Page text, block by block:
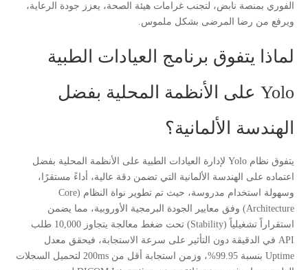
الفوري بمنصة نابض، لتجنب غرامات هيئة الصحة، يعزز جودة الرعاية،
ويرفع من رضا المرضى بشكل ملموس.
لماذا يتفوق برنامج العيادات الطبية
Yolo على الأنظمة المحلية بفضل
الهندسة الألمانية؟
يتفوق نظام Yolo لإدارة العيادات الطبية على الأنظمة المحلية بفضل
اعتماده على الهندسة الألمانية التي تضمن دقة عالية، أداءً مستقرًا،
وسهولة استخدام مدروسة، حيث تم تطوير نواة النظام (Core
Architecture) وفق معايير الجودة البرمجية الأوروبية، مما يضمن
استقراراً تشغيلياً (Stability) تحت ضغط معالجة يتجاوز 10,000 طلب
API في الدقيقة دون التأثير على سرعة الاستجابة، فيحقق معدل
Uptime بنسبة 99.95%، وزمن استجابة أقل من 200ms لتحميل السجلات